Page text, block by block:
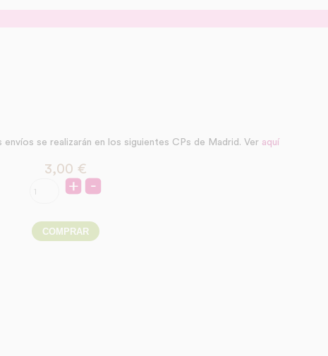
se realizarán en los siguientes CPs de Madrid. Ver aquí
3,00 €